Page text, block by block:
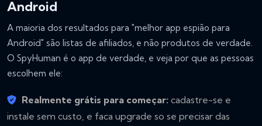
Android
A maioria dos resultados para "melhor app espião para
Android" são listas de afiliados, e não produtos de verdade.
O SpyHuman é o app de verdade, e veja por que as pessoas
escolhem ele:
Realmente grátis para começar: cadastre-se e
instale sem custo, e faca upgrade so se precisar das